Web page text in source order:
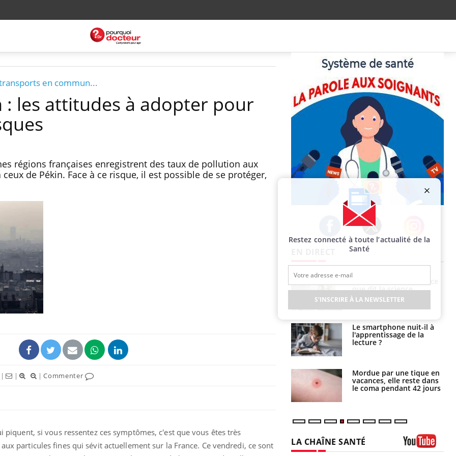
en commun...
: les attitudes à adopter pour
régions françaises enregistrent des taux de pollution aux
de Pékin. Face à ce risque, il est possible de se protéger,
| | |Commenter
si vous ressentez ces symptômes, c'est que vous êtes très
particules fines qui sévit actuellement sur la France. Ce vendredi, ce sont
Facebook Twitter Instagram
elle enfin ?
Pourquoi votre ventre
gâche-t-il les premiers
que dit la science
Le smartphone nuit-il à
l'apprentissage de la
lecture ?
Mordue par une tique en
vacances, elle reste dans
le coma pendant 42 jours
LA CHAÎNE SANTÉ
Restez connecté à toute l’actualité de la
Santé
S'INSCRIRE À LA NEWSLETTER